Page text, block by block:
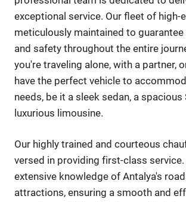
exceptional service. Our fleet of high-
meticulously maintained to
and safety throughout the entire
you're traveling alone, with a partner,
have the perfect vehicle to
needs, be it a sleek sedan, a spacious
luxurious limousine.
Our highly trained and courteous
versed in providing first-class
extensive knowledge of Antalya's
attractions, ensuring a smooth and